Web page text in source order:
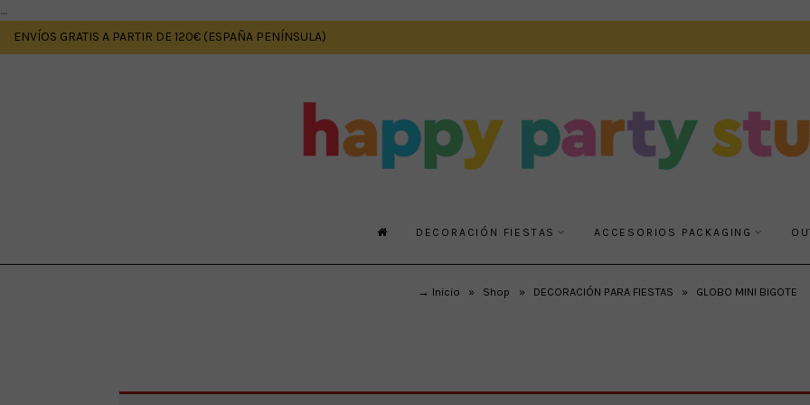
....
ENVÍOS GRATIS A PARTIR DE 120€ (ESPAÑA PENÍNSULA)
DECORACIÓN FIESTAS ACCESORIOS PACKAGING
→ Inicio » Shop » DECORACIÓN PARA FIESTAS » GLOBO MINI BIGOTE